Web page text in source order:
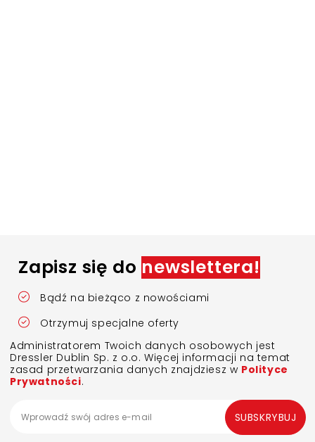
Zapisz się do newslettera!
Bądź na bieżąco z nowościami
Otrzymuj specjalne oferty
Administratorem Twoich danych osobowych jest
Dressler Dublin Sp. z o.o. Więcej informacji na temat
zasad przetwarzania danych znajdziesz w Polityce
Prywatności.
SUBSKRYBUJ